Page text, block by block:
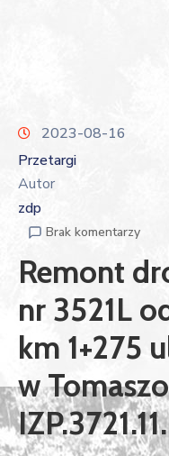
2023-08-16
Przetargi
Autor
zdp
Brak komentarzy
Remont
nr 3521L
km 1+275
w